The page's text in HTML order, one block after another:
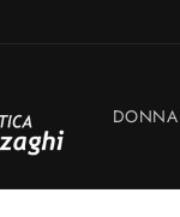
DONNA